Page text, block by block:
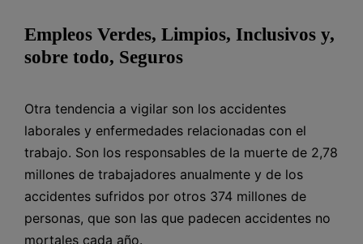
Empleos Verdes, Limpios, Inclusivos y,
sobre todo, Seguros
Otra tendencia a vigilar son los accidentes
laborales y enfermedades relacionadas con el
trabajo. Son los responsables de la muerte de 2,78
millones de trabajadores anualmente y de los
accidentes sufridos por otros 374 millones de
personas, que son las que padecen accidentes no
mortales cada año.